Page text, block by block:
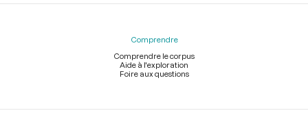
Comprendre
Comprendre le corpus
Aide à l'exploration
Foire aux questions